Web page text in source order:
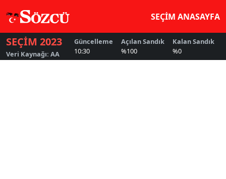
SEÇİM ANASAYFA
SEÇİM 2023
Veri Kaynağı: AA
Güncelleme
10:30
Açılan Sandık
%100
Kalan Sandık
%0